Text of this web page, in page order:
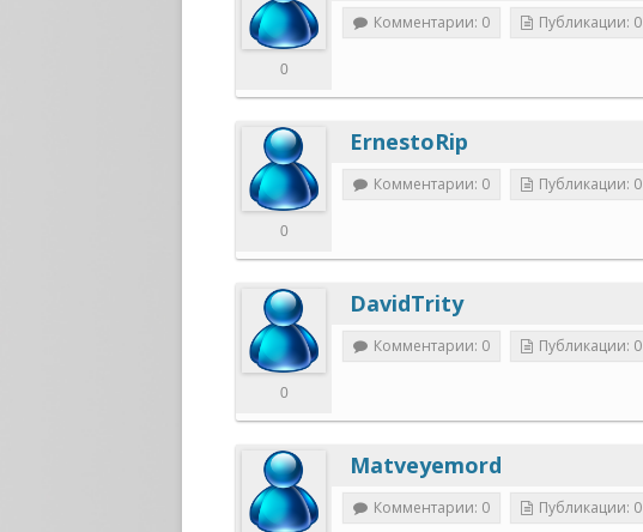
0
Комментарии: 0 Публикации: 0
ErnestoRip
0
Комментарии: 0 Публикации: 0
DavidTrity
0
Комментарии: 0 Публикации: 0
Matveyemord
Комментарии: 0 Публикации: 0